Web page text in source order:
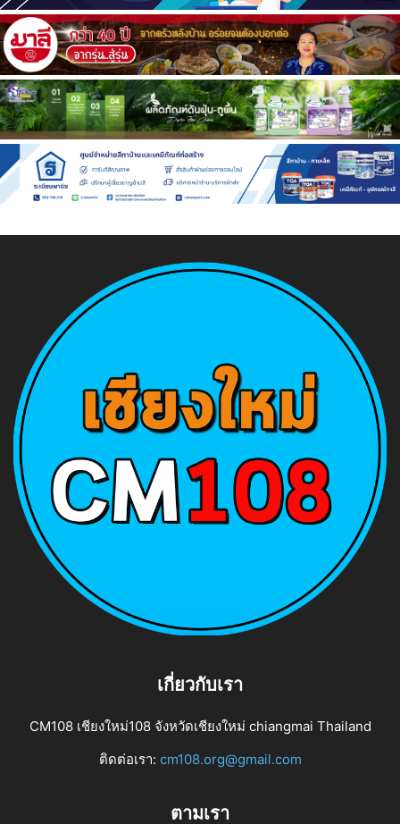
เกี่ยวกับเรา
CM108 เชียงใหม่108 จังหวัดเชียงใหม่ chiangmai Thailand
ติดต่อเรา: cm108.org@gmail.com
ตามเรา